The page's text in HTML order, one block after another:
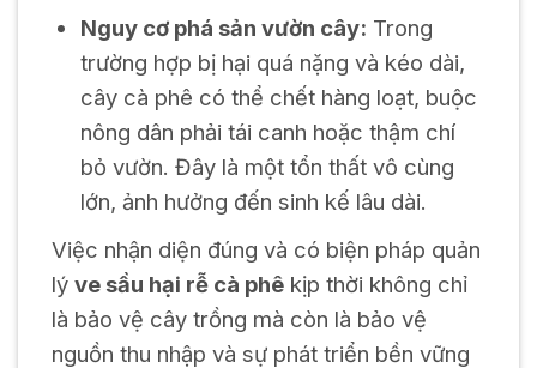
Nguy cơ phá sản vườn cây: Trong
trường hợp bị hại quá nặng và kéo dài,
cây cà phê có thể chết hàng loạt, buộc
nông dân phải tái canh hoặc thậm chí
bỏ vườn. Đây là một tổn thất vô cùng
lớn, ảnh hưởng đến sinh kế lâu dài.
Việc nhận diện đúng và có biện pháp quản
lý ve sầu hại rễ cà phêkịp thời không chỉ
là bảo vệ cây trồng mà còn là bảo vệ
nguồn thu nhập và sự phát triển bền vững